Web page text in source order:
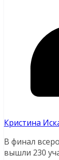
Кристина
В финал
вышли 230